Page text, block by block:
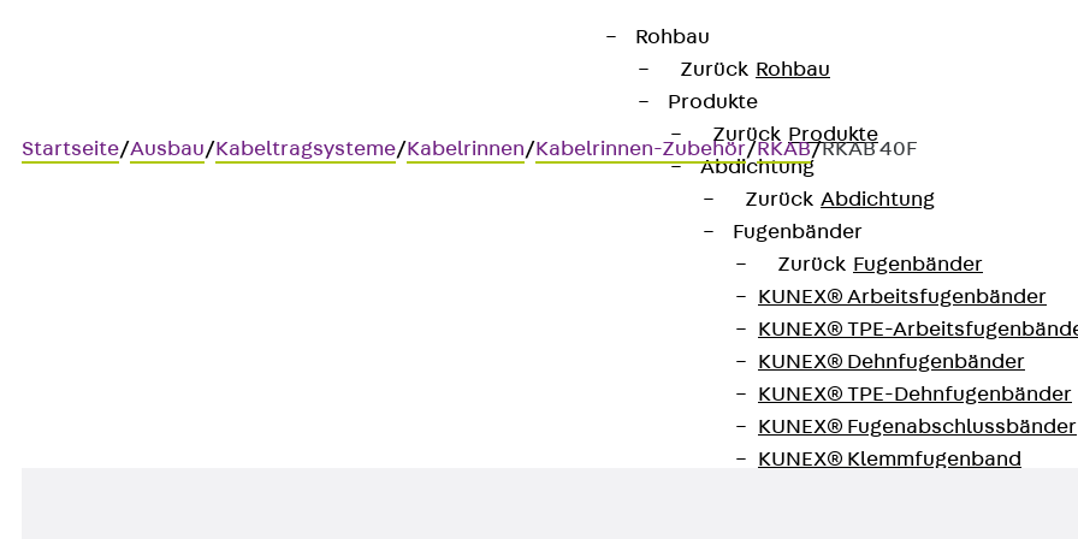
Rohbau
Zurück Rohbau
Produkte
Zurück Produkte
Abdichtung
Zurück Abdichtung
Fugenbänder
Zurück Fugenbänder
KUNEX® Arbeitsfugenbänder
KUNEX® TPE-
KUNEX® Dehnfugenbänder
KUNEX® TPE-Dehnfugenbänder
KUNEX® Fugenabschlussbänder
KUNEX® Klemmfugenband
Startseite/Ausbau/Kabeltragsysteme/Kabelrinnen/Kabelrinnen-Zubehör/RKAB/RKAB 40F